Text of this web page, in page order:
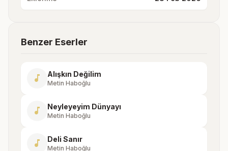
Benzer Eserler
music_note Alışkın Değilim
Metin Haboğlu
music_note Neyleyeyim Dünyayı
Metin Haboğlu
music_note Deli Sanır
Metin Haboğlu